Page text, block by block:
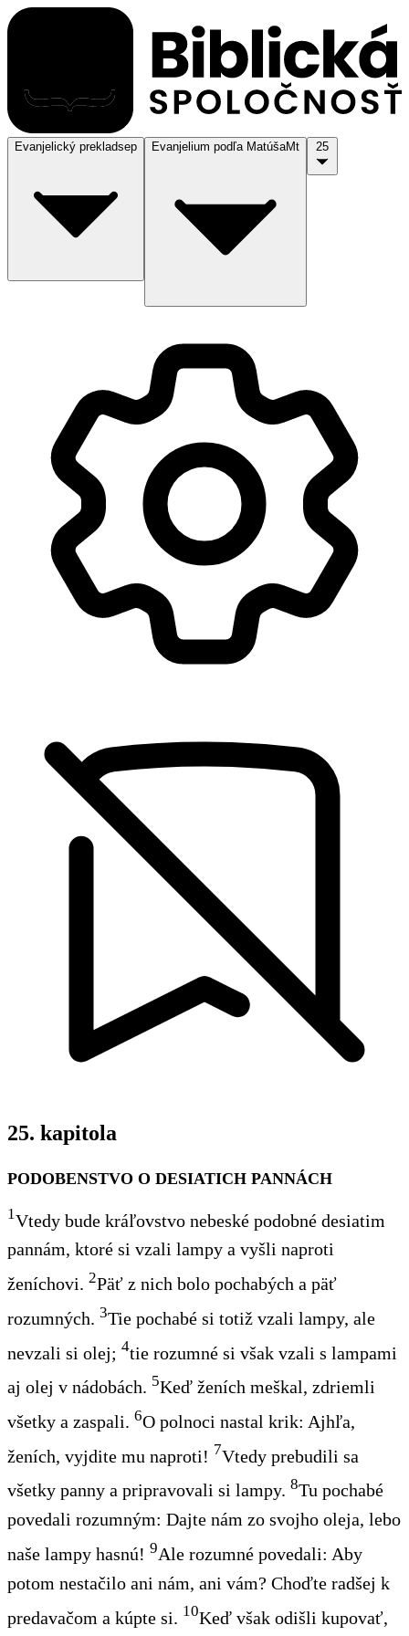
Evanjelický prekladsep Evanjelium podľa MatúšaMt
25. kapitola
PODOBENSTVO O DESIATICH PANNÁCH
1Vtedy bude kráľovstvo nebeské podobné desiatim
pannám, ktoré si vzali lampy a vyšli naproti
ženíchovi. 2Päť z nich bolo pochabých a päť
rozumných. 3Tie pochabé si totiž vzali lampy, ale
nevzali si olej; 4tie rozumné si však vzali s lampami
aj olej v nádobách. 5Keď ženích meškal, zdriemli
všetky a zaspali. 6O polnoci nastal krik: Ajhľa,
ženích, vyjdite mu naproti! 7Vtedy prebudili sa
všetky panny a pripravovali si lampy. 8Tu pochabé
povedali rozumným: Dajte nám zo svojho oleja, lebo
naše lampy hasnú! 9Ale rozumné povedali: Aby
potom nestačilo ani nám, ani vám? Choďte radšej k
predavačom a kúpte si.
10Keď však odišli kupovať,